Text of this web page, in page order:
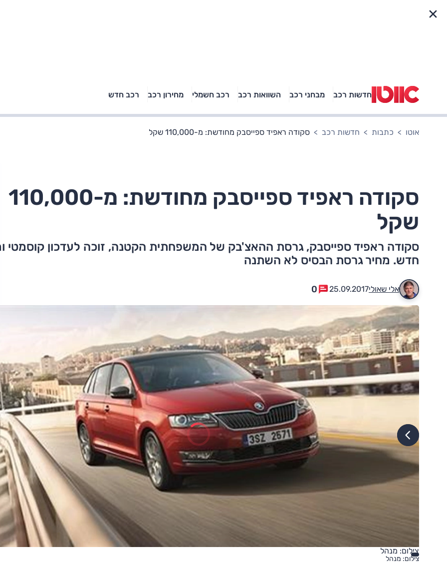
חדשות רכב מבחני רכב השוואות רכב רכב חשמלי מחירון רכב רכב חדש
באיזה רכב פנאי נוסעת
טויוטה ראב 4, קיה
ספורטאז' לונג ויונדאי
הנייר ועל הכביש
אוטו כתבות חדשות רכב סקודה ראפיד ספייסבק מחודשת: מ-110,000 שקל
סקודה ראפיד ספייסבק מחודשת: מ-110,000
שקל
סקודה ראפיד ספייסבק, גרסת ההאצ'בק של המשפחתית הקטנה, זוכה לעדכון קוסמטי
חדש. מחיר גרסת הבסיס לא השתנה
אלי שאולי25.09.2017
0
צילום: מנהל
צילום: מנהל